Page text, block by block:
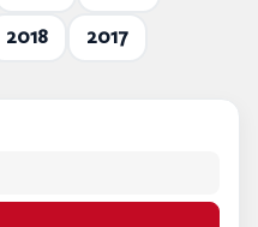
2018 2017